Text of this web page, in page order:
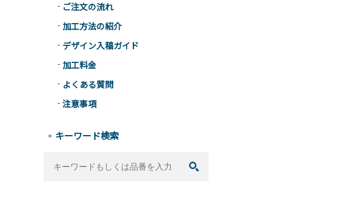
ご注文の流れ
加工方法の紹介
デザイン入稿ガイド
加工料金
よくある質問
注意事項
キーワード検索